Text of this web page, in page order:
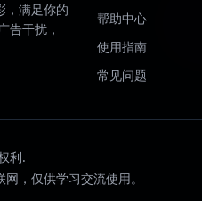
，满足你的
告干扰，
帮助中心
使用指南
常见问题
利.
，仅供学习交流使用。